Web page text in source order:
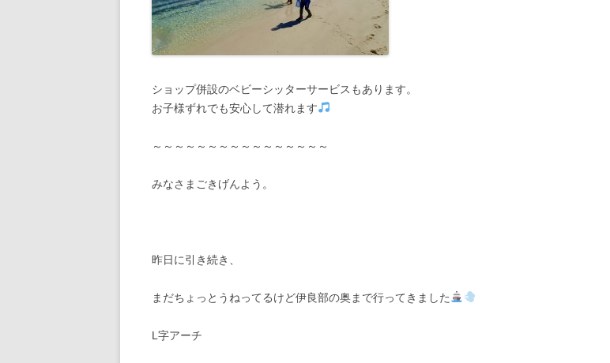
ショップ併設のベビーシッターサービスもあります。
お子様ずれでも安心して潜れます
～～～～～～～～～～～～～～～～
みなさまごきげんよう。
昨日に引き続き、
まだちょっとうねってるけど伊良部の奥まで行ってきました
L字アーチ